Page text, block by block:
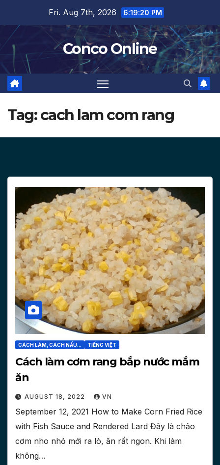
content
Fri. Aug 7th, 2026 6:19:20 PM
Conco Online
Tag:cach lam com rang
CÁCH LÀM, CÁCH NẤU... TIẾNG VIỆT
Cách làm cơm rang bắp nước mắm
ăn
AUGUST 18, 2022 VN
September 12, 2021 How to Make Corn Fried Rice
with Fish Sauce and Rendered Lard Đây là chảo
cơm nho nhỏ mới ra lò, ăn rất ngon. Khi làm
không…